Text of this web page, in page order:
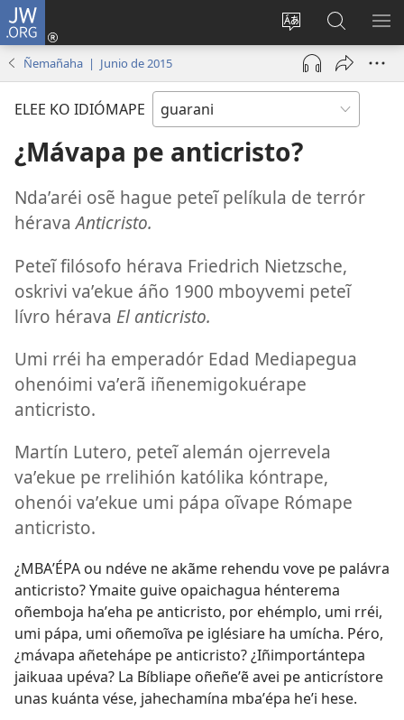
JW.ORG
Ekambia
ótro
idiómape
Emoñepyrũ
ne
sesión
(abre
una
ventana)
Eheka
JW.ORG
Ñemañaha | Junio de 2015
ELEE KO IDIÓMAPE
¿Mávapa pe anticristo?
Ndaʼaréi osẽ hague peteĩ pelíkula de terrór
héravaAnticristo.
Peteĩ filósofo hérava Friedrich Nietzsche,
oskrivi vaʼekue áño 1900 mboyvemi peteĩ
lívro hérava El anticristo.
Umi rréi ha emperadór Edad Mediapegua
ohenóimi vaʼerã iñenemigokuérape
anticristo.
Martín Lutero, peteĩ alemán ojerrevela
vaʼekue pe rrelihión katólika kóntrape,
ohenói vaʼekue umi pápa oĩvape Rómape
anticristo.
¿MBAʼÉPA ou ndéve ne akãme rehendu vove pe palávra
anticristo? Ymaite guive opaichagua hénterema
oñemboja haʼeha pe anticristo, por ehémplo, umi rréi,
umi pápa, umi oñemoĩva pe iglésiare ha umícha. Péro,
¿mávapa añetehápe pe anticristo? ¿Iñimportántepa
jaikuaa upéva? La Bíbliape oñeñeʼẽ avei pe anticrístore
unas kuánta vése, jahechamína mbaʼépa heʼi hese.